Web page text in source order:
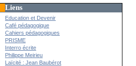
Liens
Education et Devenir
Café pédagogique
Cahiers pédagogiques
PRISME
Interro écrite
Philippe Meirieu
Laïcité : Jean Baubérot